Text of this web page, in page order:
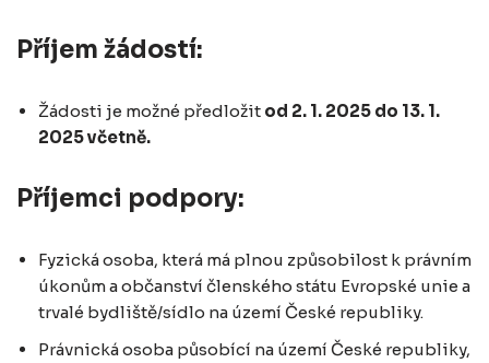
Příjem žádostí:
Žádosti je možné předložit od 2. 1. 2025 do 13. 1.
2025 včetně.
Příjemci podpory:
Fyzická osoba, která má plnou způsobilost k právním
úkonům a občanství členského státu Evropské unie a
trvalé bydliště/sídlo na území České republiky.
Právnická osoba působící na území České republiky,